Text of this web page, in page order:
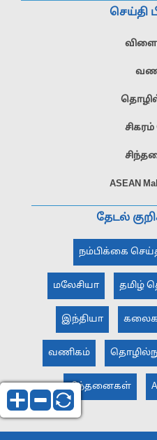
செய்தி
ASEAN
தேடல்
நம்பிக்கை
மலேசியா தமிழ்
இந்தியா
வணிகம்
சிந்தனைகள்